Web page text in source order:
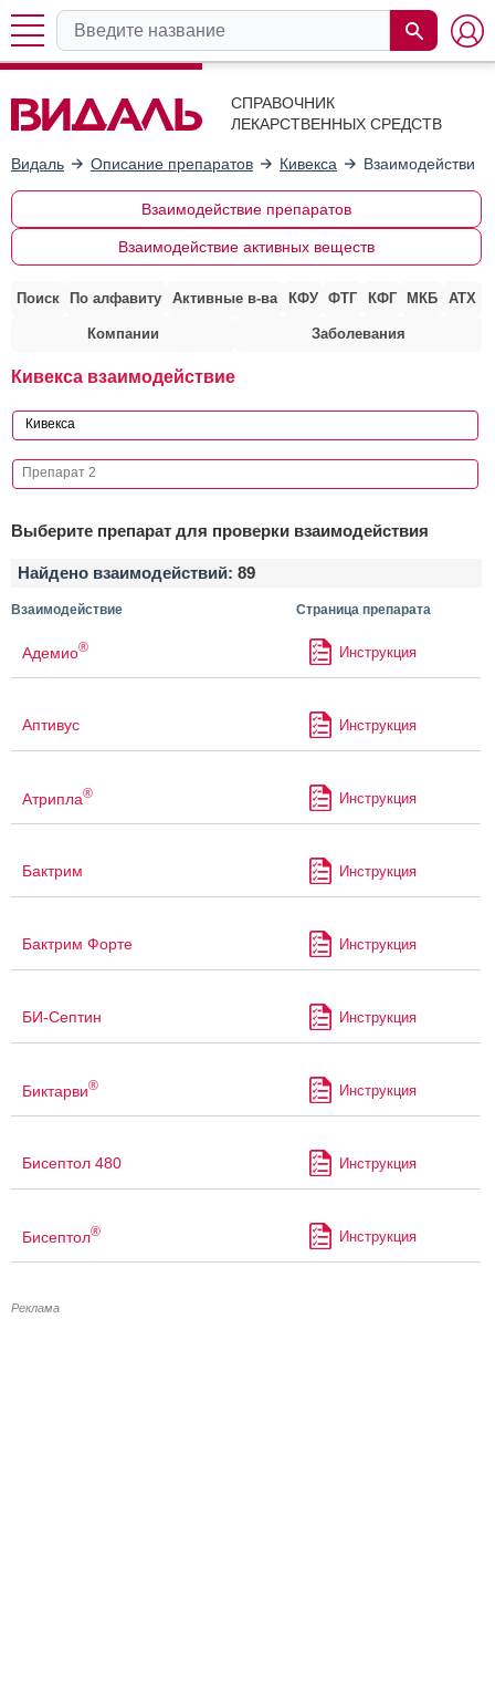
СПРАВОЧНИК
ЛЕКАРСТВЕННЫХ СРЕДСТВ
Видаль Описание препаратов Кивекса Взаимодействие
Взаимодействие препаратов
Взаимодействие активных веществ
Поиск По алфавиту Активные в-ва КФУ ФТГ КФГ МКБ АТХ
Компании Заболевания
Кивекса взаимодействие
Выберите препарат для проверки взаимодействия
Найдено взаимодействий: 89
Взаимодействие Страница препарата
Адемио® Инструкция
Аптивус Инструкция
Атрипла® Инструкция
Бактрим Инструкция
Бактрим Форте Инструкция
БИ-Септин Инструкция
Биктарви® Инструкция
Бисептол 480 Инструкция
Бисептол® Инструкция
Реклама